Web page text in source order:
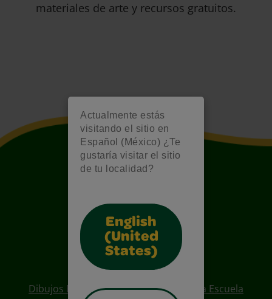
Actualmente estás
visitando el sitio en
Español (México) ¿Te
gustaría visitar el sitio
de tu localidad?
English
(United
States)
materiales de arte y recursos gratuitos.
Also of Interest
Dibujos Para Colorear De Regreso A La Escuela